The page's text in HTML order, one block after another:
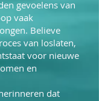
gevoelens van
vaak
Believe
van loslaten,
voor nieuwe
en
dat